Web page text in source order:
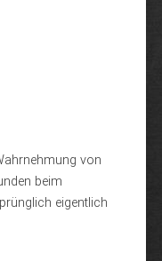
von
beim
eigentlich